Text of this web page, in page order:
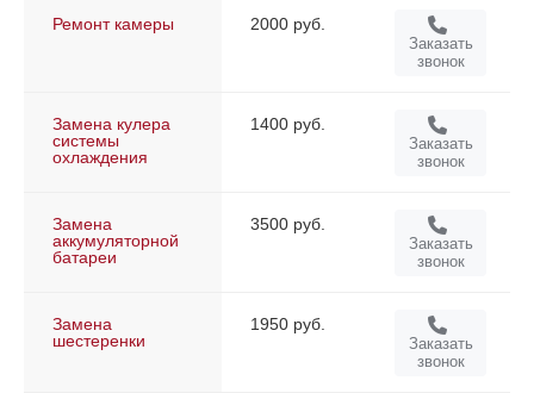
Ремонт камеры 2000 руб.
Заказать
звонок
Замена кулера
системы
охлаждения
1400 руб.
Заказать
звонок
Замена
аккумуляторной
батареи
3500 руб.
Заказать
звонок
Замена
шестеренки
1950 руб.
Заказать
звонок